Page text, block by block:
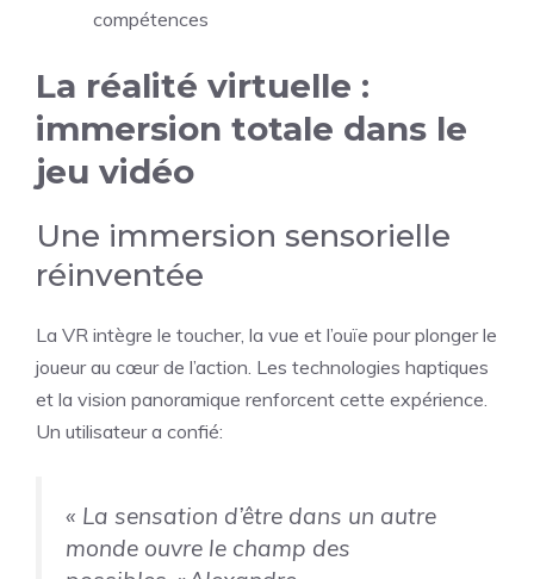
compétences
La réalité virtuelle :
immersion totale dans le
jeu vidéo
Une immersion sensorielle
réinventée
La VR intègre le toucher, la vue et l’ouïe pour plonger le
joueur au cœur de l’action. Les technologies haptiques
et la vision panoramique renforcent cette expérience.
Un utilisateur a confié:
« La sensation d’être dans un autre
monde ouvre le champ des